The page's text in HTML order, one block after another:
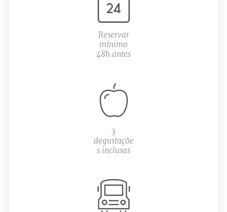
Reservar
mínimo
48h antes
3
degustaçõe
s inclusas